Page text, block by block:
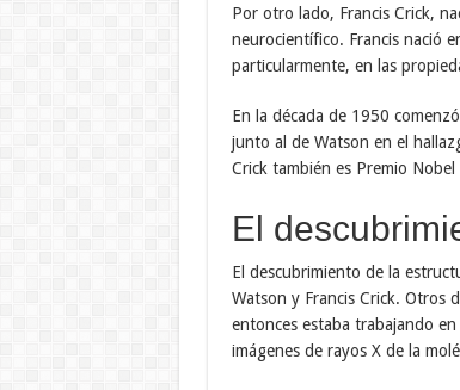
Por otro lado, Francis Crick,
neurocientífico. Francis nació
particularmente, en las
En la década de 1950
junto al de Watson en el
Crick también es Premio
El
El descubrimiento de la
Watson y Francis Crick. Otros
entonces estaba trabajando
imágenes de rayos X de la